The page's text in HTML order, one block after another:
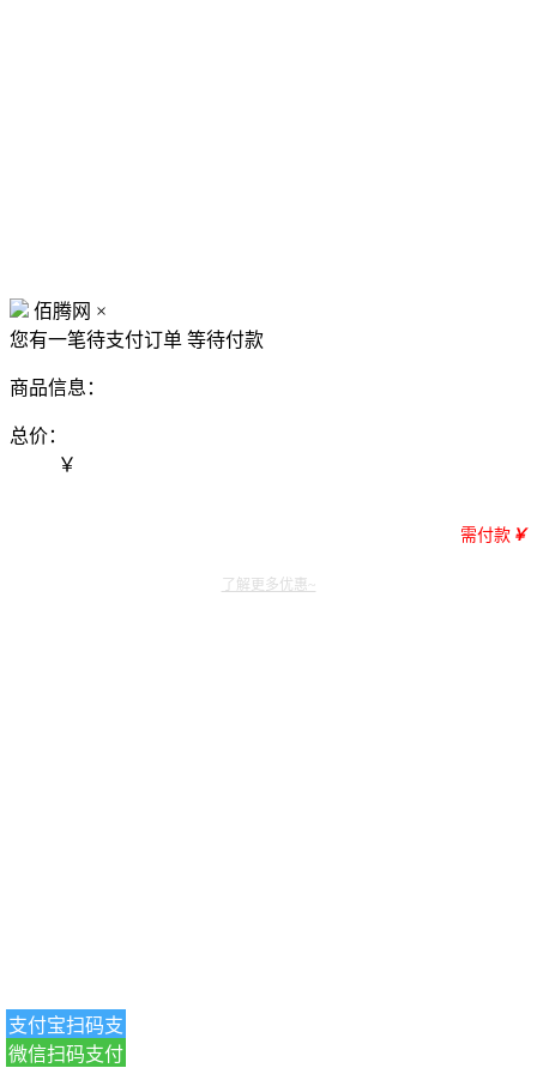
佰腾网 ×
您有一笔待支付订单 等待付款
商品信息：
总价：
￥
需付款 ￥
支付宝扫码支
付
微信扫码支付
了解更多优惠~